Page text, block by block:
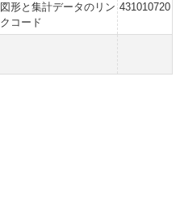
図形と集計データのリン
クコード
431010720